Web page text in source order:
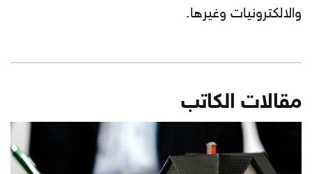
والالكترونيات وغيرها.
مقالات الكاتب